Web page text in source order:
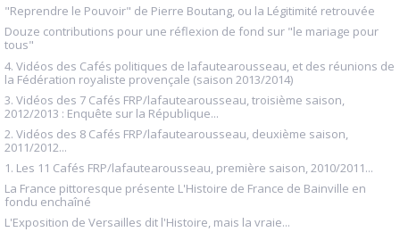
"Reprendre le Pouvoir" de Pierre Boutang, ou la Légitimité retrouvée
Douze contributions pour une réflexion de fond sur "le mariage pour
tous"
4. Vidéos des Cafés politiques de lafautearousseau, et des réunions de
la Fédération royaliste provençale (saison 2013/2014)
3. Vidéos des 7 Cafés FRP/lafautearousseau, troisième saison,
2012/2013 : Enquête sur la République...
2. Vidéos des 8 Cafés FRP/lafautearousseau, deuxième saison,
2011/2012...
1. Les 11 Cafés FRP/lafautearousseau, première saison, 2010/2011...
La France pittoresque présente L'Histoire de France de Bainville en
fondu enchaîné
L'Exposition de Versailles dit l'Histoire, mais la vraie...